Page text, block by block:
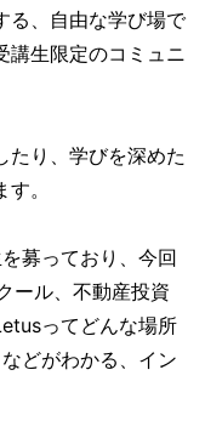
る、自由な学び場で
講生限定のコミュニ
たり、学びを深めた
。
募っており、今回
ール、不動産投資
ってどんな場所
どがわかる、イン